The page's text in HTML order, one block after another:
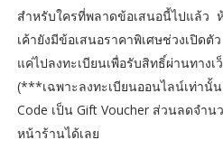
สำหรับใครที่พลาดข้อเสนอนี้ไปแล้ว
เค้ายังมีข้อเสนอราคาพิเศษช่วงเปิด
แค่ไปลงทะเบียนเพื่อรับสิทธิ์ผ่านทาง
(***เฉพาะลงทะเบียนออนไลน์เท่านั้
Code เป็น Gift Voucher ส่วนลดจำ
หน้าร้านได้เลย